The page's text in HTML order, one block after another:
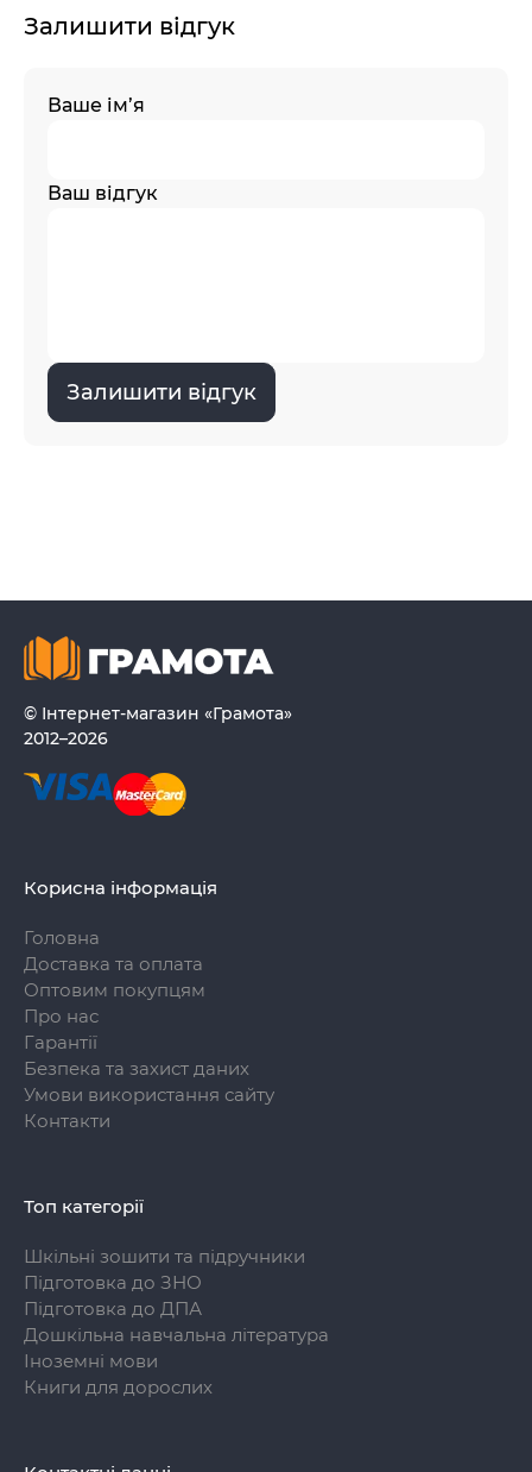
Залишити відгук
Ваше ім’я
Ваш відгук
Залишити відгук
© Інтернет-магазин «Грамота»
2012–2026
Корисна інформація
Головна
Доставка та оплата
Оптовим покупцям
Про нас
Гарантії
Безпека та захист даних
Умови використання сайту
Контакти
Топ категорії
Шкільні зошити та підручники
Підготовка до ЗНО
Підготовка до ДПА
Дошкільна навчальна література
Іноземні мови
Книги для дорослих